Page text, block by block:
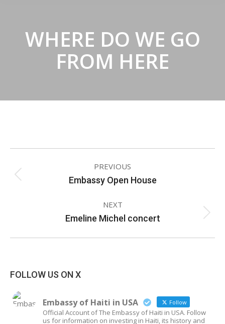
WHERE DO WE GO
FROM HERE
NAVIGATION
PREVIOUS
Previous
Embassy Open House
NEXT
Next
Emeline Michel concert
FOLLOW US ON X
Embassy of Haiti in USA Follow
Official Account of The Embassy of Haiti in USA. Follow
us for information on investing in Haiti, its history and